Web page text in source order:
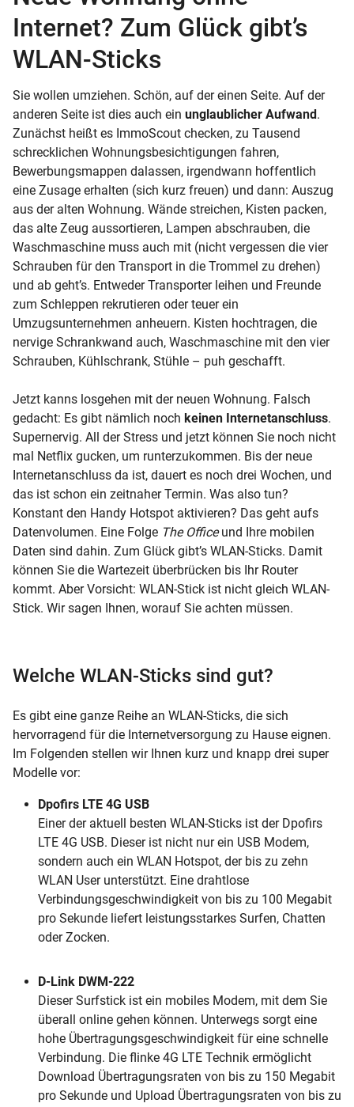
Internet? Zum Glück gibt’s
WLAN-Sticks
Sie wollen umziehen. Schön, auf der einen Seite. Auf der
anderen Seite ist dies auch ein unglaublicher Aufwand.
Zunächst heißt es ImmoScout checken, zu Tausend
schrecklichen Wohnungsbesichtigungen fahren,
Bewerbungsmappen dalassen, irgendwann hoffentlich
eine Zusage erhalten (sich kurz freuen) und dann: Auszug
aus der alten Wohnung. Wände streichen, Kisten packen,
das alte Zeug aussortieren, Lampen abschrauben, die
Waschmaschine muss auch mit (nicht vergessen die vier
Schrauben für den Transport in die Trommel zu drehen)
und ab geht’s. Entweder Transporter leihen und Freunde
zum Schleppen rekrutieren oder teuer ein
Umzugsunternehmen anheuern. Kisten hochtragen, die
nervige Schrankwand auch, Waschmaschine mit den vier
Schrauben, Kühlschrank, Stühle – puh geschafft.
Jetzt kanns losgehen mit der neuen Wohnung. Falsch
gedacht: Es gibt nämlich noch keinen Internetanschluss.
Supernervig. All der Stress und jetzt können Sie noch nicht
mal Netflix gucken, um runterzukommen. Bis der neue
Internetanschluss da ist, dauert es noch drei Wochen, und
das ist schon ein zeitnaher Termin. Was also tun?
Konstant den Handy Hotspot aktivieren? Das geht aufs
Datenvolumen. Eine Folge The Officeund Ihre mobilen
Daten sind dahin. Zum Glück gibt’s WLAN-Sticks. Damit
können Sie die Wartezeit überbrücken bis Ihr Router
kommt. Aber Vorsicht: WLAN-Stick ist nicht gleich WLAN-
Stick. Wir sagen Ihnen, worauf Sie achten müssen.
Welche WLAN-Sticks sind gut?
Es gibt eine ganze Reihe an WLAN-Sticks, die sich
hervorragend für die Internetversorgung zu Hause eignen.
Im Folgenden stellen wir Ihnen kurz und knapp drei super
Modelle vor:
Dpofirs LTE 4G USB
Einer der aktuell besten WLAN-Sticks ist der Dpofirs
LTE 4G USB. Dieser ist nicht nur ein USB Modem,
sondern auch ein WLAN Hotspot, der bis zu zehn
WLAN User unterstützt. Eine drahtlose
Verbindungsgeschwindigkeit von bis zu 100 Megabit
pro Sekunde liefert leistungsstarkes Surfen, Chatten
oder Zocken.
D-Link DWM-222
Dieser Surfstick ist ein mobiles Modem, mit dem Sie
überall online gehen können. Unterwegs sorgt eine
hohe Übertragungsgeschwindigkeit für eine schnelle
Verbindung. Die flinke 4G LTE Technik ermöglicht
Download Übertragungsraten von bis zu 150 Megabit
pro Sekunde und Upload Übertragungsraten von bis zu